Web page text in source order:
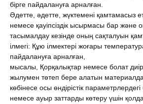
бірге пайдалануға арналған.
Әдетте, әдетте, жүктемені қамтамасыз
немесе қауіпсіздік ысырмасы бар және
тасымалдау кезінде оның сақталуын
ілмегі: Құю ілмектері жоғары
пайдалануға арналған,
мысалы, Қорқалықтар немесе болат
жылумен төтеп бере алатын
көбінесе осы өндірістік
немесе ауыр заттарды көтеру үшін